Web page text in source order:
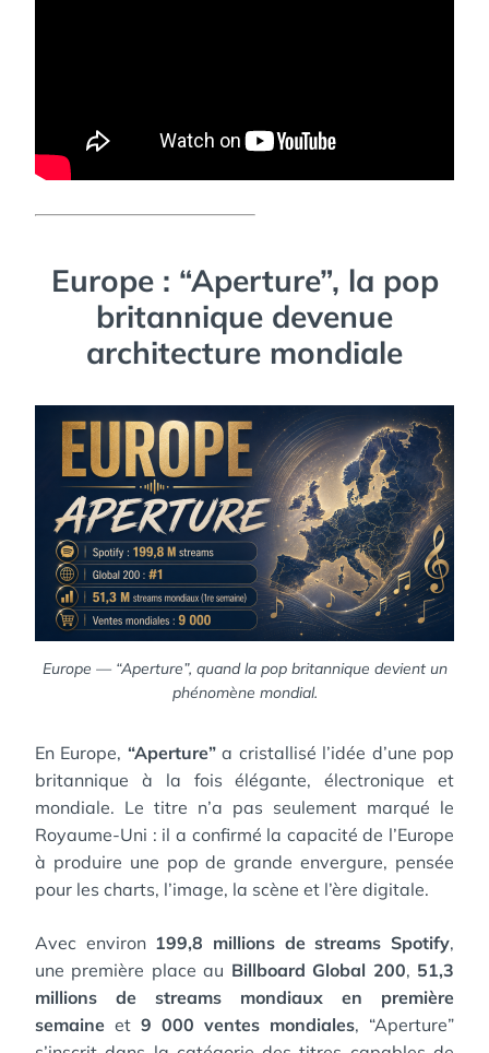
Europe : “Aperture”, la pop
britannique devenue
architecture mondiale
Europe — “Aperture”, quand la pop britannique devient un
phénomène mondial.
En Europe, “Aperture”a cristallisé l’idée d’une pop
britannique à la fois élégante, électronique et
mondiale. Le titre n’a pas seulement marqué le
Royaume-Uni : il a confirmé la capacité de l’Europe
à produire une pop de grande envergure, pensée
pour les charts, l’image, la scène et l’ère digitale.
Avec environ 199,8 millions de streams Spotify,
une première place au Billboard Global 200, 51,3
millions de streams mondiaux en première
semaine et 9 000 ventes mondiales, “Aperture”